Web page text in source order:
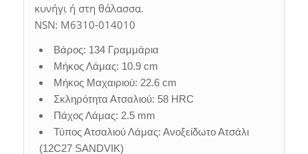
κυνήγι ή στη θάλασσα.
NSN: M6310-014010
Βάρος: 134 Γραμμάρια
Μήκος Λάμας: 10.9 cm
Μήκος Μαχαιριού: 22.6 cm
Σκληρότητα Ατσαλιού: 58 HRC
Πάχος Λάμας: 2.5 mm
Τύπος Ατσαλιού Λάμας: Ανοξείδωτο Ατσάλι
(12C27 SANDVIK)